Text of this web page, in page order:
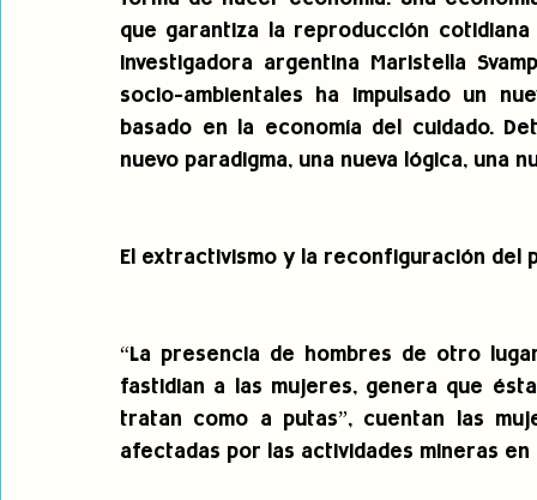
que garantiza la reproducción
investigadora argentina Maristella
socio-ambientales ha impulsado un
basado en la economía del cuidado.
nuevo paradigma, una nueva lógica, una
El extractivismo y la reconfiguración del
“La presencia de hombres de otro
fastidian a las mujeres, genera que
tratan como a putas”, cuentan las
afectadas por las actividades mineras en